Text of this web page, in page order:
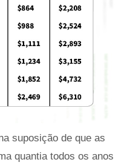
suposição de que as
quantia todos os anos